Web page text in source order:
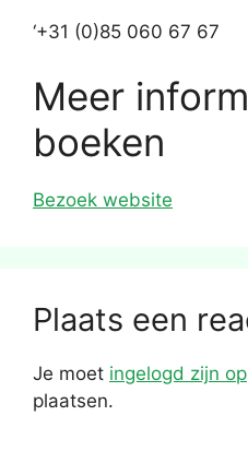
‘+31 (0)85 060 67 67
Meer
boeken
Bezoek website
Plaats een
Je moet ingelogd zijn op
plaatsen.